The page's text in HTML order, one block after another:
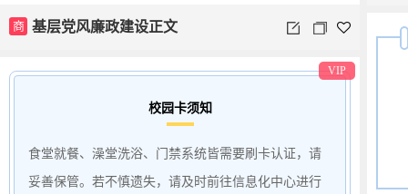
商 基层党风廉政建设正文
校园卡须知
食堂就餐、澡堂洗浴、门禁系统皆需要刷卡认证，请
妥善保管。若不慎遗失，请及时前往信息化中心进行
VIP